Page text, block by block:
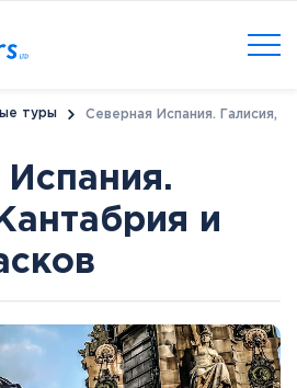
туры Северная Испания. Галисия,
и